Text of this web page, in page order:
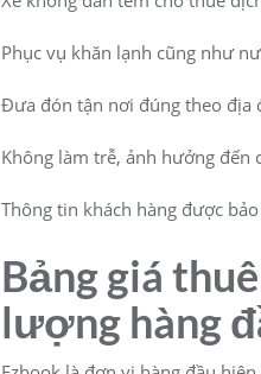
Phục vụ khăn lạnh cũng như
Đưa đón tận nơi đúng theo địa
Không làm trễ, ảnh hưởng đến
Thông tin khách hàng được
Bảng giá
lượng hàng